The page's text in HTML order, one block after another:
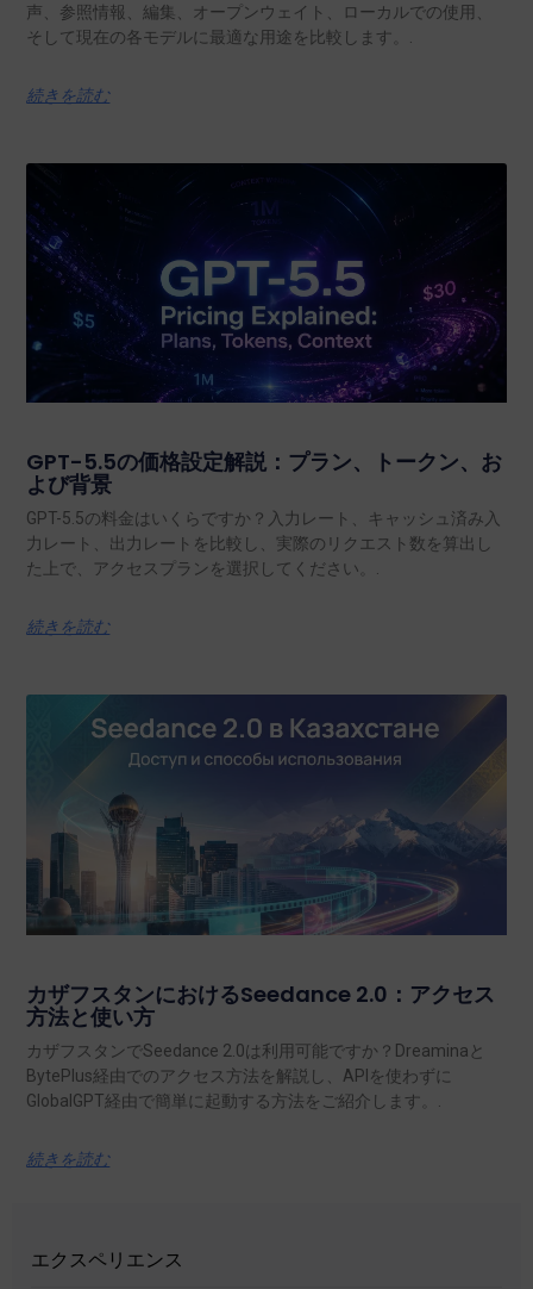
声、参照情報、編集、オープンウェイト、ローカルでの使用、
そして現在の各モデルに最適な用途を比較します。.
続きを読む
GPT-5.5の価格設定解説：プラン、トークン、お
よび背景
GPT-5.5の料金はいくらですか？入力レート、キャッシュ済み入
力レート、出力レートを比較し、実際のリクエスト数を算出し
た上で、アクセスプランを選択してください。.
続きを読む
カザフスタンにおけるSeedance 2.0：アクセス
方法と使い方
カザフスタンでSeedance 2.0は利用可能ですか？Dreaminaと
BytePlus経由でのアクセス方法を解説し、APIを使わずに
GlobalGPT経由で簡単に起動する方法をご紹介します。.
続きを読む
エクスペリエンス